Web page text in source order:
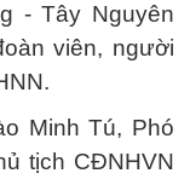
- Tây Nguyên
viên, người
Minh Tú, Phó
tịch CĐNHVN